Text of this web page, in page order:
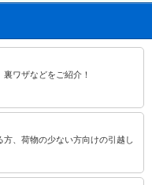
ワザなどをご紹介！
、荷物の少ない方向けの引越し